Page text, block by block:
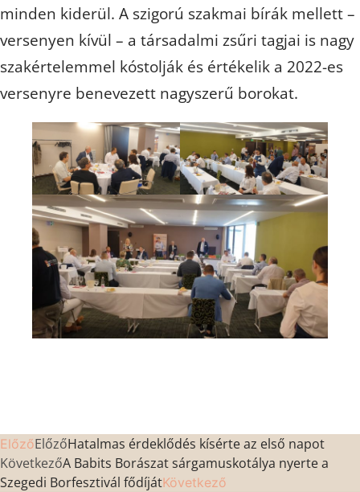
minden kiderül. A szigorú szakmai bírák mellett –
versenyen kívül – a társadalmi zsűri tagjai is nagy
szakértelemmel kóstolják és értékelik a 2022-es
versenyre benevezett nagyszerű borokat.
ElőzőElőzőHatalmas érdeklődés kísérte az első napot
KövetkezőA Babits Borászat sárgamuskotálya nyerte a
Szegedi Borfesztivál fődíjátKövetkező